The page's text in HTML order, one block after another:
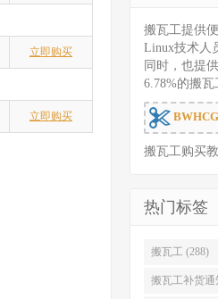
立即购买
立即购买
搬瓦工提供
Linux技术人
同时，也提
6.78%的搬瓦
搬瓦工购买教
热门标签
搬瓦工 (288)
搬瓦工补货通